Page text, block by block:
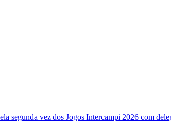
segunda vez dos Jogos Intercampi 2026 com